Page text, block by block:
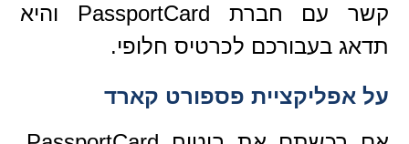
קשר עם חברת PassportCard והיא
תדאג בעבורכם לכרטיס חלופי.
על אפליקציית פספורט קארד